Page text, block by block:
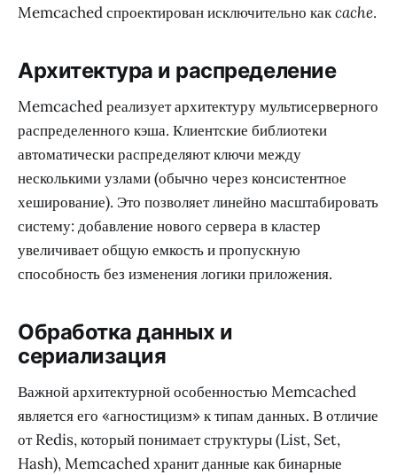
Memcached спроектирован исключительно какcache.
Архитектура и распределение
Memcached реализует архитектуру мультисерверного
распределенного кэша. Клиентские библиотеки
автоматически распределяют ключи между
несколькими узлами (обычно через консистентное
хеширование). Это позволяет линейно масштабировать
систему: добавление нового сервера в кластер
увеличивает общую емкость и пропускную
способность без изменения логики приложения.
Обработка данных и
сериализация
Важной архитектурной особенностью Memcached
является его «агностицизм» к типам данных. В отличие
от Redis, который понимает структуры (List, Set,
Hash), Memcached хранит данные как бинарные